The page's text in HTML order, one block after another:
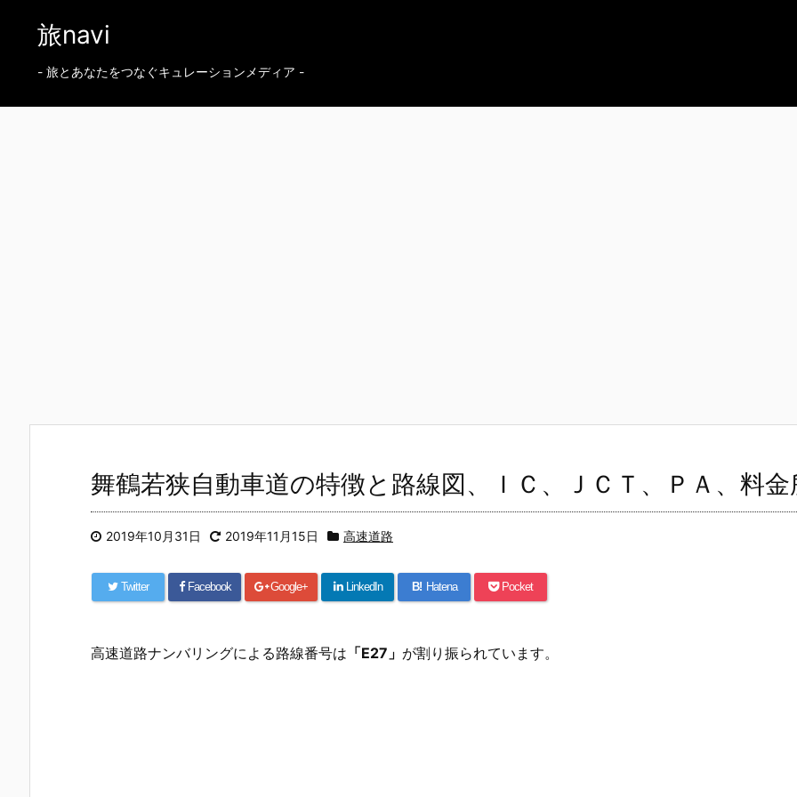
旅navi
- 旅とあなたをつなぐキュレーションメディア -
舞鶴若狭自動車道の特徴と路線図、ＩＣ、ＪＣＴ、ＰＡ、料金
2019年10月31日 2019年11月15日 高速道路
Twitter Facebook Google+ LinkedIn B! Hatena Pocket
高速道路ナンバリングによる路線番号は 「E27」 が割り振られています。